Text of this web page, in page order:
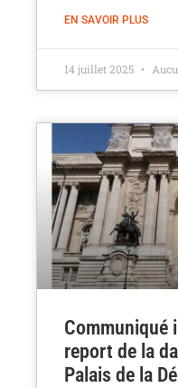
EN SAVOIR PLUS
14 juillet 2025
Communiqué
report de la
Palais de la